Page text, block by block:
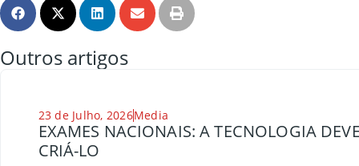
Outros artigos
23 de Julho, 2026Media
EXAMES NACIONAIS: A TECNOLOGIA
CRIÁ-LO